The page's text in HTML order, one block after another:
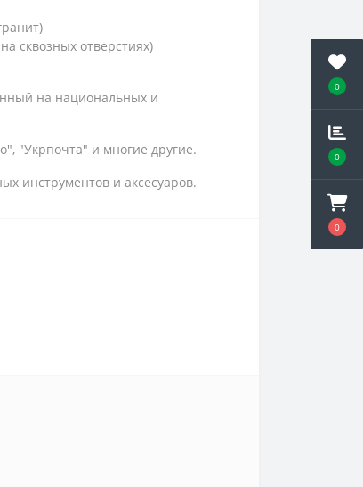
0
0
0
сквозных отверстиях)
на национальных и
"Укрпочта" и многие другие.
инструментов и аксесуаров.